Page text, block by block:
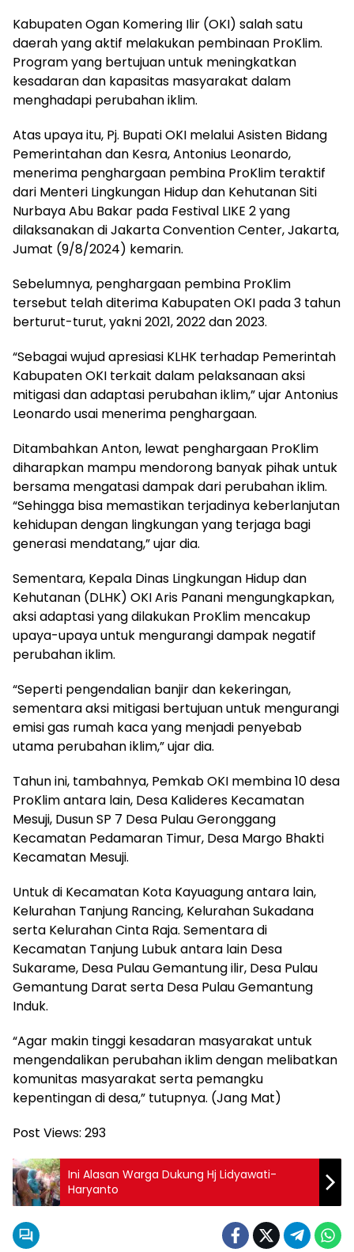
Kabupaten Ogan Komering Ilir (OKI) salah satu
daerah yang aktif melakukan pembinaan ProKlim.
Program yang bertujuan untuk meningkatkan
kesadaran dan kapasitas masyarakat dalam
menghadapi perubahan iklim.
Atas upaya itu, Pj. Bupati OKI melalui Asisten Bidang
Pemerintahan dan Kesra, Antonius Leonardo,
menerima penghargaan pembina ProKlim teraktif
dari Menteri Lingkungan Hidup dan Kehutanan Siti
Nurbaya Abu Bakar pada Festival LIKE 2 yang
dilaksanakan di Jakarta Convention Center, Jakarta,
Jumat (9/8/2024) kemarin.
Sebelumnya, penghargaan pembina ProKlim
tersebut telah diterima Kabupaten OKI pada 3 tahun
berturut-turut, yakni 2021, 2022 dan 2023.
“Sebagai wujud apresiasi KLHK terhadap Pemerintah
Kabupaten OKI terkait dalam pelaksanaan aksi
mitigasi dan adaptasi perubahan iklim,” ujar Antonius
Leonardo usai menerima penghargaan.
Ditambahkan Anton, lewat penghargaan ProKlim
diharapkan mampu mendorong banyak pihak untuk
bersama mengatasi dampak dari perubahan iklim.
“Sehingga bisa memastikan terjadinya keberlanjutan
kehidupan dengan lingkungan yang terjaga bagi
generasi mendatang,” ujar dia.
Sementara, Kepala Dinas Lingkungan Hidup dan
Kehutanan (DLHK) OKI Aris Panani mengungkapkan,
aksi adaptasi yang dilakukan ProKlim mencakup
upaya-upaya untuk mengurangi dampak negatif
perubahan iklim.
“Seperti pengendalian banjir dan kekeringan,
sementara aksi mitigasi bertujuan untuk mengurangi
emisi gas rumah kaca yang menjadi penyebab
utama perubahan iklim,” ujar dia.
Tahun ini, tambahnya, Pemkab OKI membina 10 desa
ProKlim antara lain, Desa Kalideres Kecamatan
Mesuji, Dusun SP 7 Desa Pulau Geronggang
Kecamatan Pedamaran Timur, Desa Margo Bhakti
Kecamatan Mesuji.
Untuk di Kecamatan Kota Kayuagung antara lain,
Kelurahan Tanjung Rancing, Kelurahan Sukadana
serta Kelurahan Cinta Raja. Sementara di
Kecamatan Tanjung Lubuk antara lain Desa
Sukarame, Desa Pulau Gemantung ilir, Desa Pulau
Gemantung Darat serta Desa Pulau Gemantung
Induk.
“Agar makin tinggi kesadaran masyarakat untuk
mengendalikan perubahan iklim dengan melibatkan
komunitas masyarakat serta pemangku
kepentingan di desa,” tutupnya. (Jang Mat)
Post Views: 293
Ini Alasan Warga Dukung Hj Lidyawati-
Haryanto